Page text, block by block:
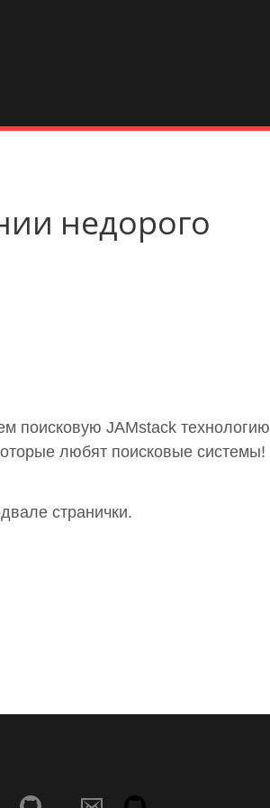
недорого
поисковую JAMstack технологию
любят поисковые системы!
странички.